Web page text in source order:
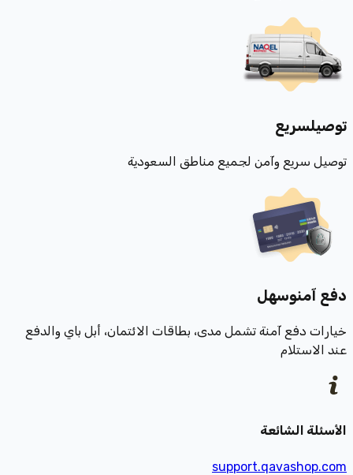
توصيلسريع
توصيل سريع وآمن لجميع مناطق السعودية
دفع آمنوسهل
خيارات دفع آمنة تشمل مدى، بطاقات الائتمان، أبل باي والدفع
عند الاستلام
الأسئلة الشائعة
support.qavashop.com